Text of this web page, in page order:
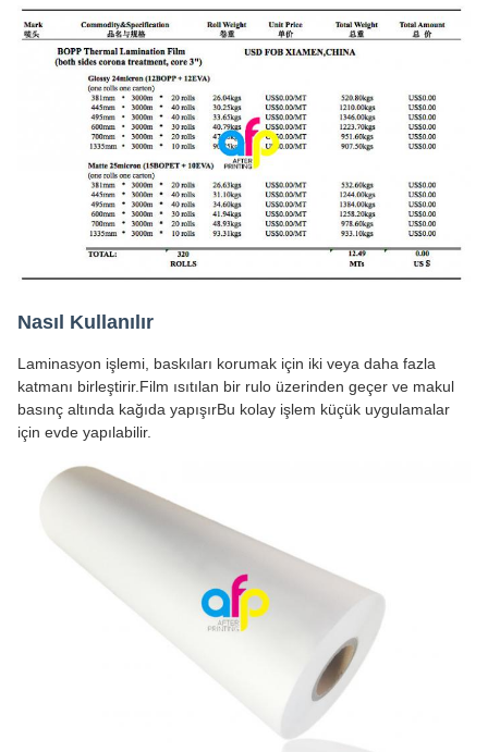
Nasıl Kullanılır
Laminasyon işlemi, baskıları korumak için iki veya daha fazla
katmanı birleştirir.Film ısıtılan bir rulo üzerinden geçer ve makul
basınç altında kağıda yapışırBu kolay işlem küçük uygulamalar
için evde yapılabilir.